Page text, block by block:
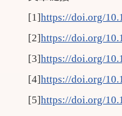
[1]https://doi.org/
[2]https://doi.org/
[3]https://doi.org/
[4]https://doi.org/
[5]https://doi.org/